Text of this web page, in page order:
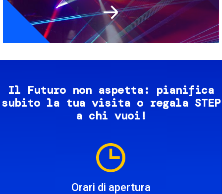
Il Futuro non aspetta: pianifica
subito la tua visita o regala STEP
a chi vuoi!
Orari di apertura